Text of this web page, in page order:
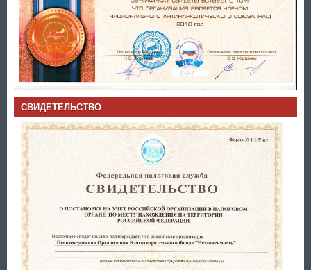
СВИДЕТЕЛЬСТВО